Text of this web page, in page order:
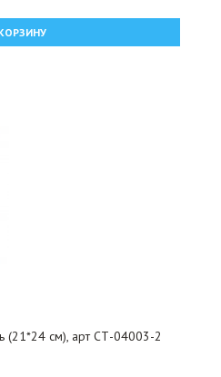
(21*24 см), арт СТ-04003-2